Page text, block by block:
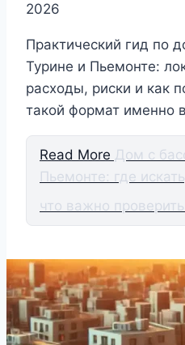
2026
Практический гид по
Турине и Пьемонте:
расходы, риски и как
такой формат именно
Read More Дом с
Пьемонте: где
что важно